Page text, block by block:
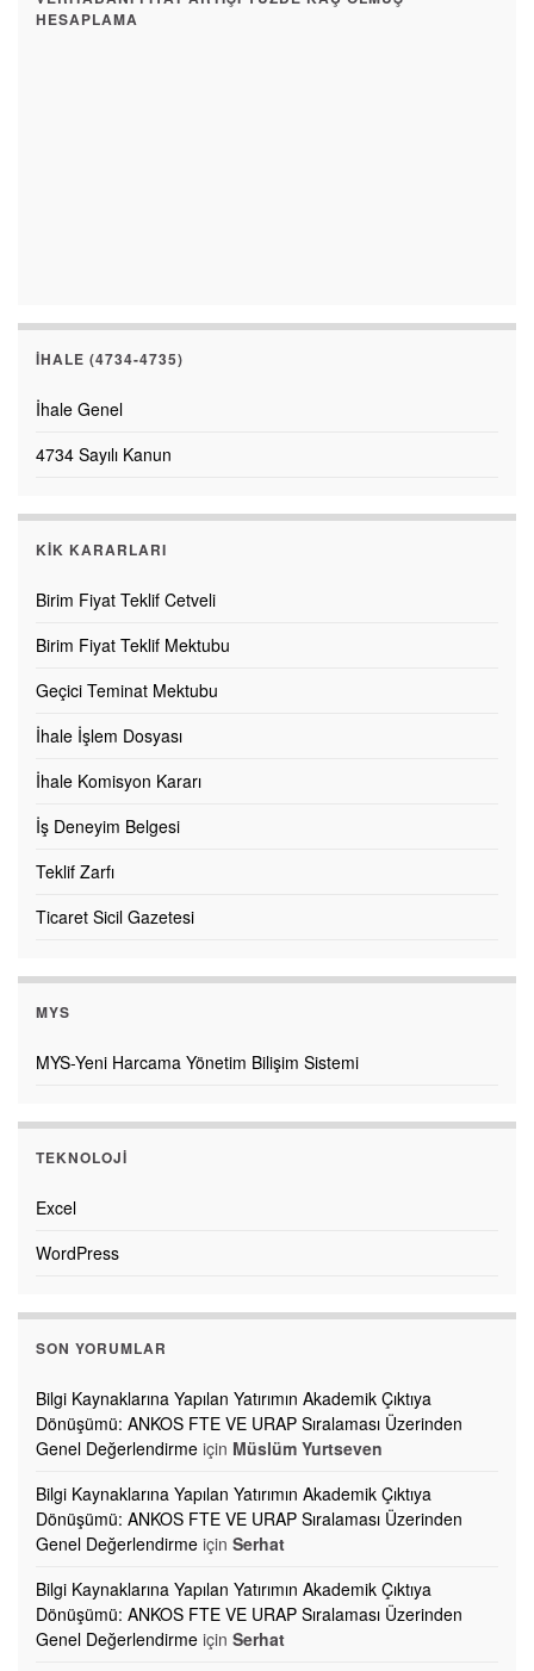
HESAPLAMA
İHALE (4734-4735)
İhale Genel
4734 Sayılı Kanun
KİK KARARLARI
Birim Fiyat Teklif Cetveli
Birim Fiyat Teklif Mektubu
Geçici Teminat Mektubu
İhale İşlem Dosyası
İhale Komisyon Kararı
İş Deneyim Belgesi
Teklif Zarfı
Ticaret Sicil Gazetesi
MYS
MYS-Yeni Harcama Yönetim Bilişim Sistemi
TEKNOLOJI
Excel
WordPress
SON YORUMLAR
Bilgi Kaynaklarına Yapılan Yatırımın Akademik Çıktıya
Dönüşümü: ANKOS FTE VE URAP Sıralaması Üzerinden
Genel Değerlendirme için Müslüm Yurtseven
Bilgi Kaynaklarına Yapılan Yatırımın Akademik Çıktıya
Dönüşümü: ANKOS FTE VE URAP Sıralaması Üzerinden
Genel Değerlendirme için Serhat
Bilgi Kaynaklarına Yapılan Yatırımın Akademik Çıktıya
Dönüşümü: ANKOS FTE VE URAP Sıralaması Üzerinden
Genel Değerlendirme için Serhat